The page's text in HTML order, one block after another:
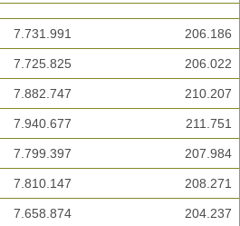
7.731.991 206.186
7.725.825 206.022
7.882.747 210.207
7.940.677 211.751
7.799.397 207.984
7.810.147 208.271
7.658.874 204.237